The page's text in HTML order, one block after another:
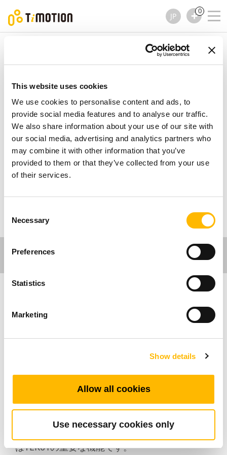
This website uses cookies
We use cookies to personalise content and ads, to
provide social media features and to analyse our traffic.
We also share information about your use of our site with
our social media, advertising and analytics partners who
may combine it with other information that you’ve
provided to them or that they’ve collected from your use
of their services.
Selection
Necessary
Preferences
Statistics
Marketing
Show details
Allow all cookies
Use necessary cookies only
JP
0
TEK01 シリーズ
TEK01 シリーズ
電動昇降 デスクキット
Ergo Motion
的な職場環境強化に役立ちます。
学に基づいた完璧なワークステーションのすべ
てのニーズを満たすため、最も人気のあるモデ
ルです。スリムで清潔感のある外観で、頑丈な
スチール構造になっています。迅速かつスムー
はTEK01の重要な機能です。